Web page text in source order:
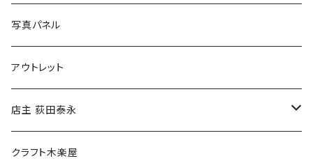
ブックカバー
マグカップ
傘
食料品
冒険クロストーク
写真パネル
アウトレット
店主 荻田泰永
書籍
クラフト木楽屋